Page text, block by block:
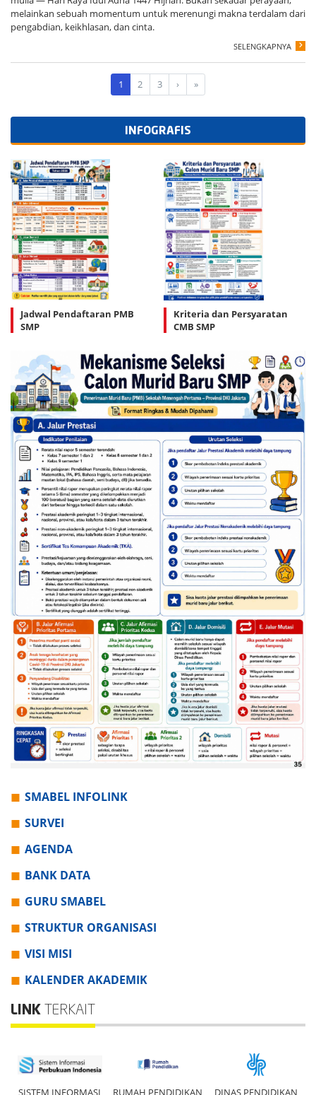
melainkan sebuah momentum untuk merenungi makna terdalam dari
pengabdian, keikhlasan, dan cinta.
SELENGKAPNYA
1 2 3 › »
INFOGRAFIS
Jadwal Pendaftaran PMB
SMP
Kriteria dan Persyaratan
CMB SMP
SMABEL INFOLINK
SURVEI
AGENDA
BANK DATA
GURU SMABEL
STRUKTUR ORGANISASI
VISI MISI
KALENDER AKADEMIK
LINK TERKAIT
SISTEM INFORMASI RUMAH PENDIDIKAN DINAS PENDIDIKAN